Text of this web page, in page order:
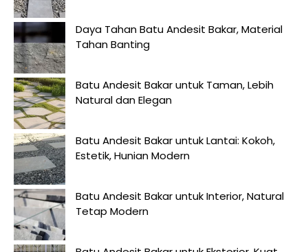
Daya Tahan Batu Andesit Bakar, Material
Tahan Banting
Batu Andesit Bakar untuk Taman, Lebih
Natural dan Elegan
Batu Andesit Bakar untuk Lantai: Kokoh,
Estetik, Hunian Modern
Batu Andesit Bakar untuk Interior, Natural
Tetap Modern